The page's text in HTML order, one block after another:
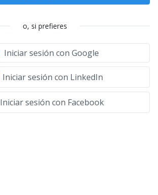
o, si prefieres
Iniciar sesión con Google
Iniciar sesión con LinkedIn
Iniciar sesión con Facebook